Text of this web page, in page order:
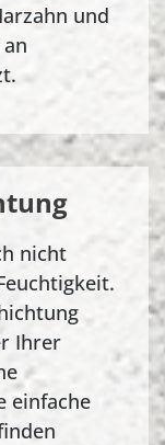
und
nicht
Ihrer
einfache